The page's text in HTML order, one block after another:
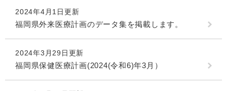
2024年4月1日更新
福岡県外来医療計画のデータ集を掲載します。
2024年3月29日更新
福岡県保健医療計画(2024(令和6)年3月）